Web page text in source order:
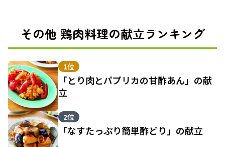
その他 鶏肉料理の献立ランキング
1位
「とり肉とパプリカの甘酢あん」の献
立
2位
「なすたっぷり簡単酢どり」の献立